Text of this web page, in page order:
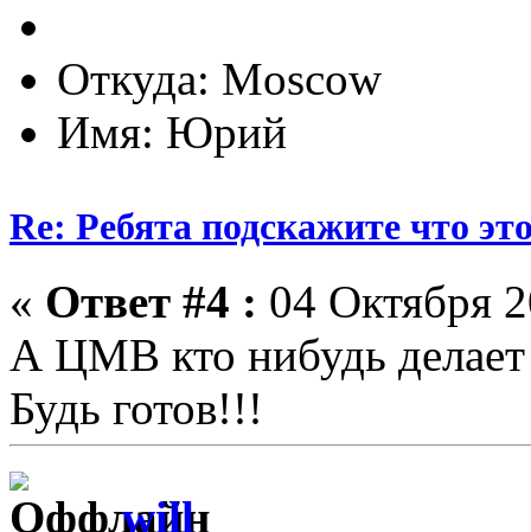
Откуда: Moscow
Имя: Юрий
Re: Ребята подскажите что
« Ответ #4 : 04 Октября
А ЦМВ кто нибудь делает
Будь готов!!!
will